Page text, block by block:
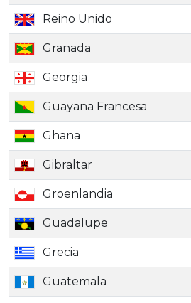
Reino Unido
Granada
Georgia
Guayana Francesa
Ghana
Gibraltar
Groenlandia
Guadalupe
Grecia
Guatemala